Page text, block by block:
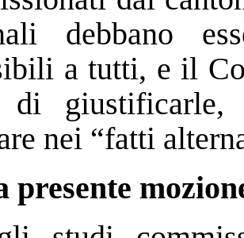
debbano
a tutti, e il
di
nei “fatti
presente